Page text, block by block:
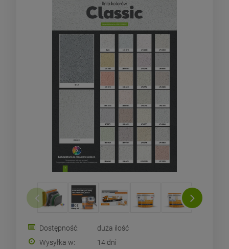
Dostępność:
duża ilość
Wysyłka w:
14 dni